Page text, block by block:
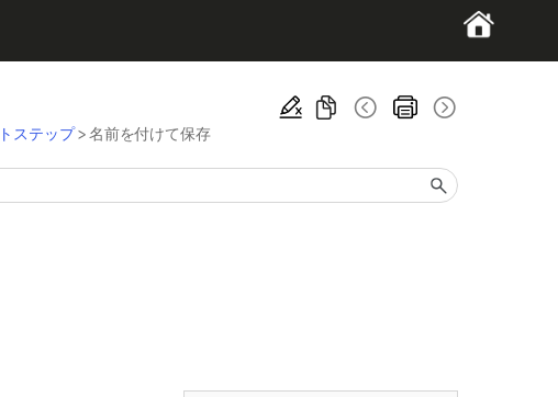
ステップ>名前を付けて保存